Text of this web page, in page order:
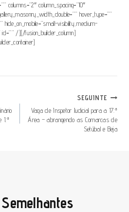
columns=”2″ column_spacing=”10″
hover_type=””
hide_on_mobile=”small-visibility,medium-
/][/fusion_builder_column]
1.ª
SEGUINTE
Vaga de Inspetor Judicial para a 17.ª
Área – abrangendo as Comarcas de
Setúbal e Beja